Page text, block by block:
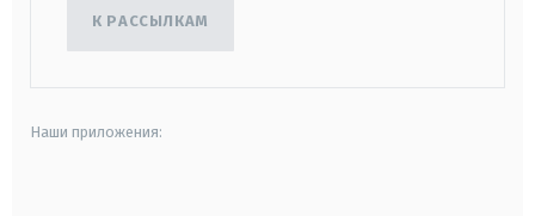
К РАССЫЛКАМ
Наши приложения: